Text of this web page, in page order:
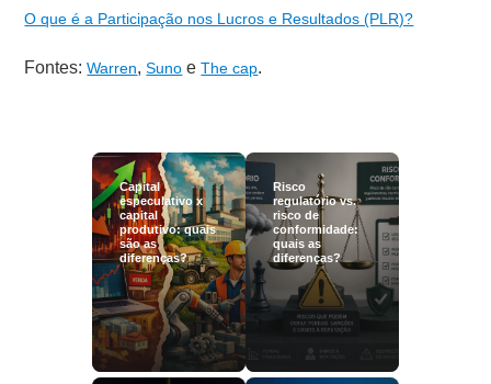
O que é a Participação nos Lucros e Resultados (PLR)?
Fontes:Warren,Suno eThe cap.
Capital
especulativo x
capital
produtivo: quais
são as
diferenças?
Risco
regulatório vs.
risco de
conformidade:
quais as
diferenças?